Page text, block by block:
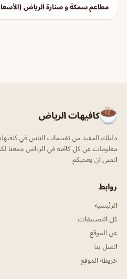
مطاعم سمكة و صنارة الرياض
كافيهات الرياض
دليلك المفيد من تقييمات الناس في
معلومات عن كل كافيه في الرياض جمعنا
اتمنى ان يعجبكم
روابط
الرئيسية
كل التصنيفات
عن الموقع
اتصل بنا
خريطة الموقع